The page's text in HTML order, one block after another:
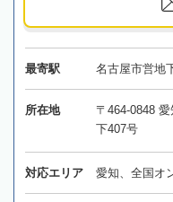
最寄駅 名古屋市営地
所在地
〒464-0848
下407号
対応エリア 愛知、全国オ